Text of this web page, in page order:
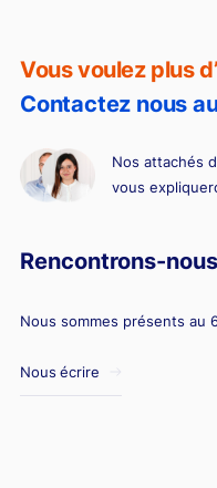
Vous voulez plus
Contactez nous
Nos attachés
vous
Rencontrons-
Nous sommes présents au
Nous écrire